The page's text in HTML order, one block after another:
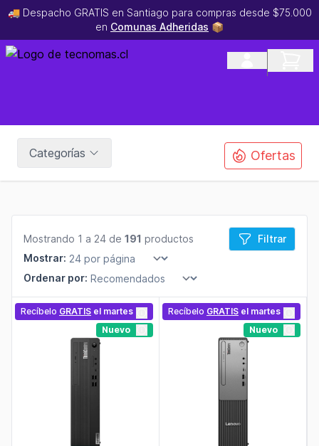
🚚 Despacho GRATIS en Santiago para compras desde $75.000
en Comunas Adheridas 📦
Categorías Ofertas
Mostrando 1 a 24 de 191 productos
Filtrar
Mostrar:
Ordenar por:
Recíbelo GRATIS el martes
Nuevo
Recíbelo GRATIS el martes
Nuevo